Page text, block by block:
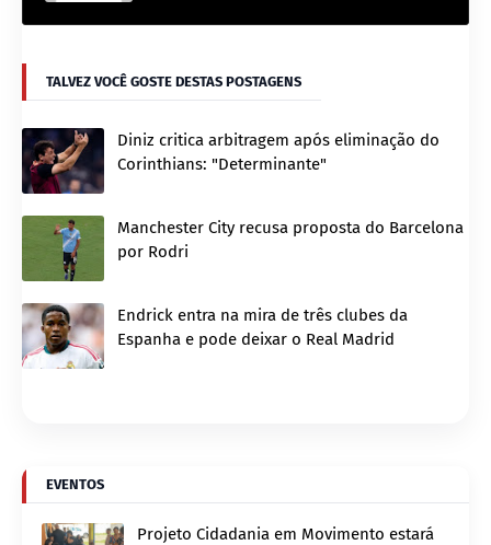
TALVEZ VOCÊ GOSTE DESTAS POSTAGENS
Diniz critica arbitragem após eliminação do
Corinthians: "Determinante"
Manchester City recusa proposta do Barcelona
por Rodri
Endrick entra na mira de três clubes da
Espanha e pode deixar o Real Madrid
EVENTOS
Projeto Cidadania em Movimento estará